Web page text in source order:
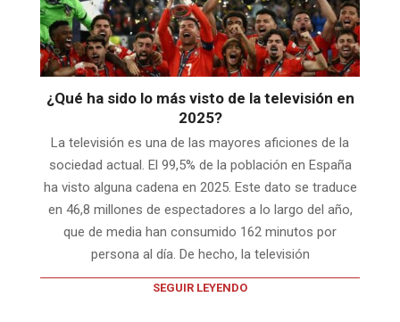
¿Qué ha sido lo más visto de la televisión en
2025?
La televisión es una de las mayores aficiones de la
sociedad actual. El 99,5% de la población en España
ha visto alguna cadena en 2025. Este dato se traduce
en 46,8 millones de espectadores a lo largo del año,
que de media han consumido 162 minutos por
persona al día. De hecho, la televisión
SEGUIR LEYENDO